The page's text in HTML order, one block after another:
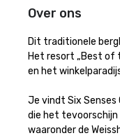
Over ons
Dit traditionele
Het resort „Best of
en het
Je vindt Six Senses
die het tevoorschijn
waaronder de